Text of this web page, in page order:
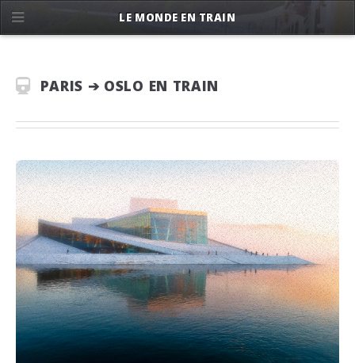
PARIS ➔ OSLO EN TRAIN
LE MONDE EN TRAIN